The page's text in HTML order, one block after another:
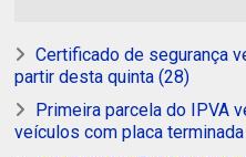
Certificado de segurança
partir desta quinta (28)
Primeira parcela do IPVA
veículos com placa